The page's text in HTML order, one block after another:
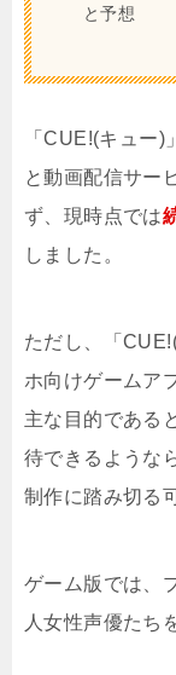
と予想
「CUE!(キュー
と動画配信サー
ず、現時点では
しました。
ただし、「
ホ向けゲームア
主な目的である
待できるような
制作に踏み切る
ゲーム版では、
人女性声優たち